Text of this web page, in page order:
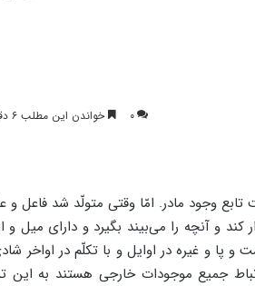
۰ خواندن این مطلب ۶ دقیقه زمان میبرد
وجود مادر. امّا وقتی متولّد شد فاعل و
کند و آنچه را می‌بیند بگیرد و دارای میل و
پا و غیره در اوایل و با تکلّم در اواخر
جمیع موجودات خارجی هستند به این